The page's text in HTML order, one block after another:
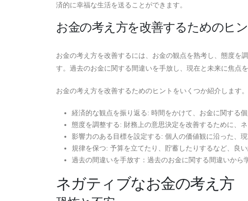
済的に幸福な生活を送ることができます。
お金の考え方を改善するためのヒ
お金の考え方を改善するには、お金の観点を熟考し、態度を
す。過去のお金に関する間違いを手放し、現在と未来に焦点
お金の考え方を改善するためのヒントをいくつか紹介します。
経済的な観点を振り返る: 時間をかけて、お金に関する
態度を調整する: 財務上の意思決定を改善するために、
影響力のある目標を設定する: 個人の価値観に沿った、
規律を保つ: 予算を立てたり、貯蓄したりするなど、良
過去の間違いを手放す：過去のお金に関する間違いから
ネガティブなお金の考え方